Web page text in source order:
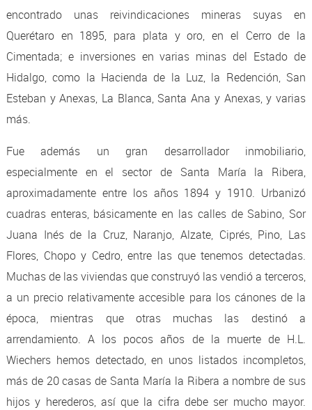
encontrado unas reivindicaciones mineras suyas en
Querétaro en 1895, para plata y oro, en el Cerro de la
Cimentada; e inversiones en varias minas del Estado de
Hidalgo, como la Hacienda de la Luz, la Redención, San
Esteban y Anexas, La Blanca, Santa Ana y Anexas, y varias
más.
Fue además un gran desarrollador inmobiliario,
especialmente en el sector de Santa María la Ribera,
aproximadamente entre los años 1894 y 1910. Urbanizó
cuadras enteras, básicamente en las calles de Sabino, Sor
Juana Inés de la Cruz, Naranjo, Alzate, Ciprés, Pino, Las
Flores, Chopo y Cedro, entre las que tenemos detectadas.
Muchas de las viviendas que construyó las vendió a terceros,
a un precio relativamente accesible para los cánones de la
época, mientras que otras muchas las destinó a
arrendamiento. A los pocos años de la muerte de H.L.
Wiechers hemos detectado, en unos listados incompletos,
más de 20 casas de Santa María la Ribera a nombre de sus
hijos y herederos, así que la cifra debe ser mucho mayor.